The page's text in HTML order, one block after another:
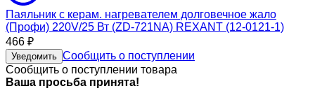
Паяльник с керам. нагревателем долговечное жало
(Профи) 220V/25 Вт (ZD-721NA) REXANT (12-0121-1)
466 ₽
Уведомить Сообщить о поступлении
Сообщить о поступлении товара
Ваша просьба принята!